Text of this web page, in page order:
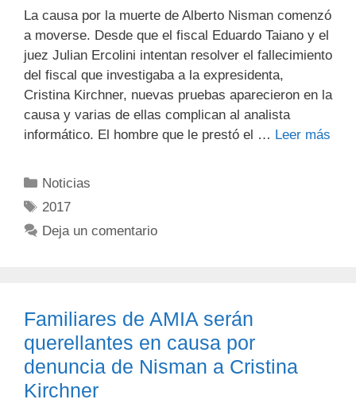
La causa por la muerte de Alberto Nisman comenzó
a moverse. Desde que el fiscal Eduardo Taiano y el
juez Julian Ercolini intentan resolver el fallecimiento
del fiscal que investigaba a la expresidenta,
Cristina Kirchner, nuevas pruebas aparecieron en la
causa y varias de ellas complican al analista
informático. El hombre que le prestó el … Leer más
Noticias
2017
Deja un comentario
Familiares de AMIA serán
querellantes en causa por
denuncia de Nisman a Cristina
Kirchner